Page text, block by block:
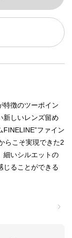
特徴のツーポイン
新しいレンズ留め
ファイン
らこそ実現できた2
細いシルエットの
じることができる